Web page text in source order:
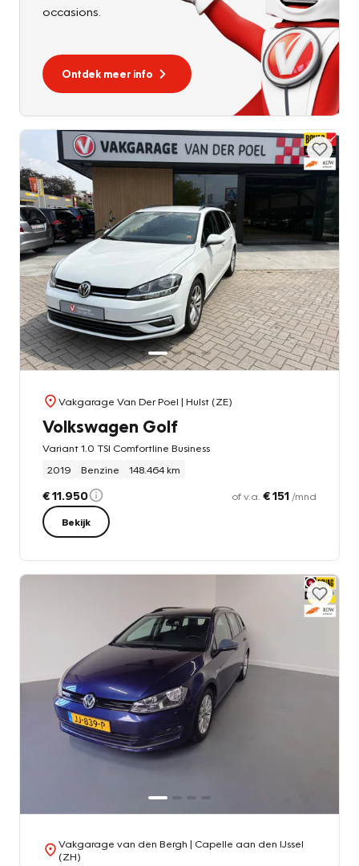
occasions.
Ontdek meer info
Vakgarage Van Der Poel | Hulst (ZE)
Volkswagen Golf
Variant 1.0 TSI Comfortline Business
2019
Benzine 148.464 km
€ 11.950 of v.a. € 151 /mnd
Bekijk
Vakgarage van den Bergh | Capelle aan den IJssel
(ZH)